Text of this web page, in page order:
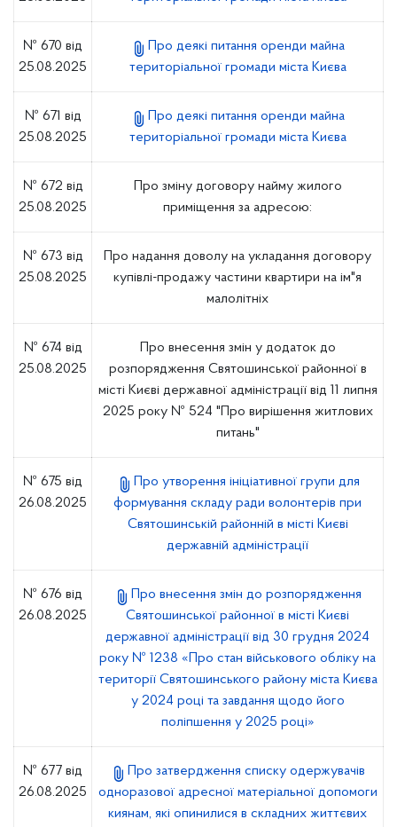
№ 670 від
25.08.2025
Про деякі питання оренди майна
територіальної громади міста Києва
№ 671 від
25.08.2025
Про деякі питання оренди майна
територіальної громади міста Києва
№ 672 від
25.08.2025
Про зміну договору найму жилого
приміщення за адресою:
№ 673 від
25.08.2025
Про надання доволу на укладання договору
купівлі-продажу частини квартири на ім"я
малолітніх
№ 674 від
25.08.2025
Про внесення змін у додаток до
розпорядження Святошинської районної в
місті Києві державної адміністрації від 11 липня
2025 року № 524 "Про вирішення житлових
питань"
№ 675 від
26.08.2025
Про утворення ініціативної групи для
формування складу ради волонтерів при
Святошинській районній в місті Києві
державній адміністрації
№ 676 від
26.08.2025
Про внесення змін до розпорядження
Святошинської районної в місті Києві
державної адміністрації від 30 грудня 2024
року № 1238 «Про стан військового обліку на
території Святошинського району міста Києва
у 2024 році та завдання щодо його
поліпшення у 2025 році»
№ 677 від
26.08.2025
Про затвердження списку одержувачів
одноразової адресної матеріальної допомоги
киянам, які опинилися в складних життєвих